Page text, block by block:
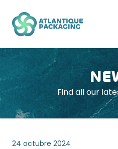
Atlantique Packaging
Find all our
24 octubre 2024